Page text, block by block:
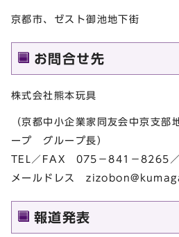
京都市、ゼスト御池地下街
お問合せ先
株式会社熊本玩具
（京都中小企業家同友会中京支部
ープ グループ長）
TEL／FAX 075－841－8265
メールドレス
報道発表